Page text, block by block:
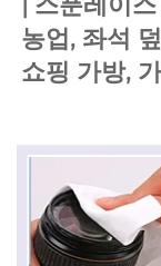
농업, 좌석
쇼핑 가방,